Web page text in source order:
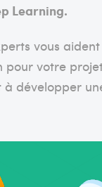
Learning.
vous
pour votre
à développer